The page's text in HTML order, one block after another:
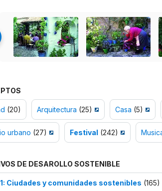
(20) Arquitectura (25) Casa (5)
urbano (27) Festival (242)
DE DESAROLLO SOSTENIBLE
Ciudades y comunidades sostenibles (165)